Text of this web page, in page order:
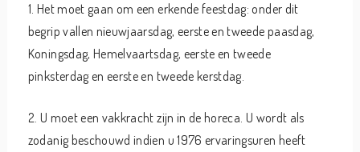
1. Het moet gaan om een erkende feestdag: onder dit
begrip vallen nieuwjaarsdag, eerste en tweede paasdag,
Koningsdag, Hemelvaartsdag, eerste en tweede
pinksterdag en eerste en tweede kerstdag.
2. U moet een vakkracht zijn in de horeca. U wordt als
zodanig beschouwd indien u 1976 ervaringsuren heeft